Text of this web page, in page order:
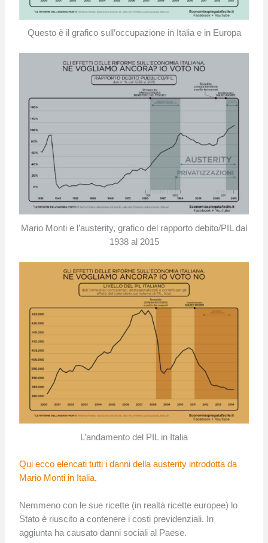
Questo è il grafico sull’occupazione in Italia e in Europa
Mario Monti e l’austerity, grafico del rapporto debito/PIL dal
1938 al 2015
L’andamento del PIL in Italia
Qui ecco elencati tutti i danni della austerity introdotta da
Mario Monti in Italia.
Nemmeno con le sue ricette (in realtà ricette europee) lo
Stato è riuscito a contenere i costi previdenziali. In
aggiunta ha causato danni sociali al Paese.